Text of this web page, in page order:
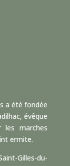
a été fondée
évêque
marches
ermite.
Gilles-du-